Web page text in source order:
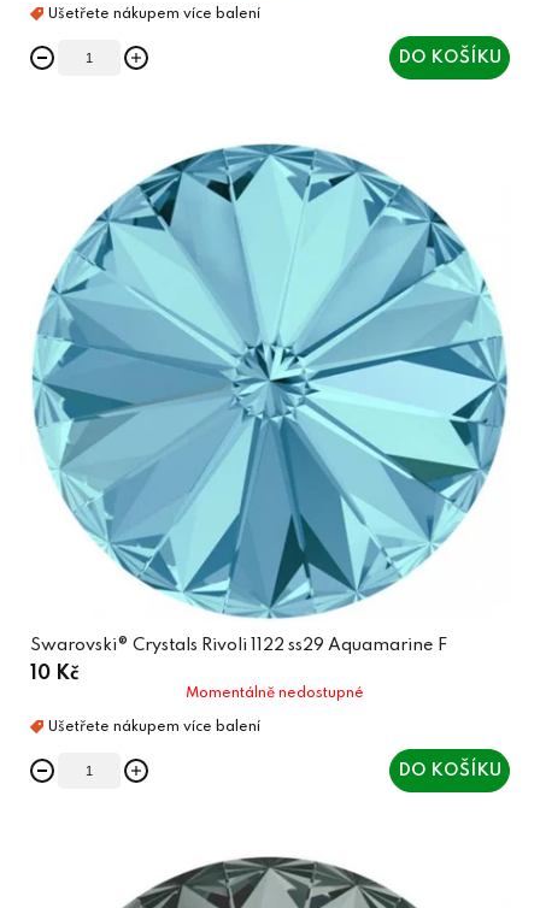
DO KOŠÍKU
Swarovski® Crystals Rivoli 1122 ss29 Aquamarine F
10 Kč
Momentálně nedostupné
DO KOŠÍKU